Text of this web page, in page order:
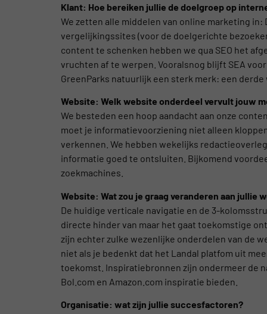
Klant: Hoe bereiken jullie de doelgroep op
We zetten alle middelen van online marketing
vergelijkingssites (voor de doelgerichte
content te schenken hebben we qua SEO het
vruchten af te werpen. Vooralsnog blijft SEA
GreenParks natuurlijk een sterk merk: een
Website: Welk website onderdeel vervult jouw
We besteden een hoop aandacht aan onze
moet je informatievoorziening niet alleen
verkennen. We hebben wekelijks
informatie goed te ontsluiten. Bijkomend
zoekmachines.
Website: Wat zou je graag veranderen aan jullie
De huidige verticale navigatie en de 3-
directe hinder van maar het gaat toekomstige
zijn echter zulke wezenlijke onderdelen van de
niet als je bedenkt dat het Landal platfom uit
toekomst. Inspiratiebronnen zijn ondermeer de
Bol.com en Amazon.com inspiratie bieden.
Organisatie: wat zijn jullie succesfactoren?